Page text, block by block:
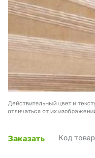
Действительный цвет и
отличаться от их
Заказать Код